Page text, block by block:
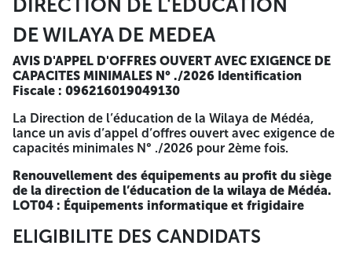
de préparation des offres. The limite des dépot des offres
est fixée à 12H00. Si le jour coincide avec un jour férié ou
un jour de repos légal, la durée de présentation des offres
est prolongée jusqu’au jour ouvrable suivant. Délai de
validité des offres : Conformément aux dispositions des
articles 76 du décret présidentiel N 23-12 du 05/08/2023,
délégations de service public. Le délai de validité des offres
est égal à la durée de préparation des offres qui est de
vingt un (15) jours augmentée de trois (03) mois soit cent
onze (105) jours. Contenu du dossier de soumission :
Conformément à l’article 67 du décret présidentiel N 15-
247 du 16 /09/2015, partant réglementation des marchés
publics et des délégations de service public. Les offres des
candidature, une offre technique et une offre financière à
DIRECTION DE L'EDUCATION
DE WILAYA DE MEDEA
AVIS D'APPEL D'OFFRES OUVERT AVEC EXIGENCE DE
CAPACITES MINIMALES N° ./2026 Identification
Fiscale : 096216019049130
La Direction de l’éducation de la Wilaya de Médéa,
lance un avis d’appel d’offres ouvert avec exigence de
capacités minimales N° ./2026 pour 2ème fois.
Renouvellement des équipements au profit du siège
de la direction de l’éducation de la wilaya de Médéa.
LOT04 : Équipements informatique et frigidaire
ELIGIBILITE DES CANDIDATS